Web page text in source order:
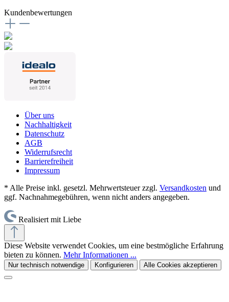
Kundenbewertungen
Über uns
Nachhaltigkeit
Datenschutz
AGB
Widerrufsrecht
Barrierefreiheit
Impressum
* Alle Preise inkl. gesetzl. Mehrwertsteuer zzgl. Versandkosten und
ggf. Nachnahmegebühren, wenn nicht anders angegeben.
Realisiert mit Liebe
Diese Website verwendet Cookies, um eine bestmögliche Erfahrung
bieten zu können. Mehr Informationen ...
Nur technisch notwendige Konfigurieren Alle Cookies akzeptieren